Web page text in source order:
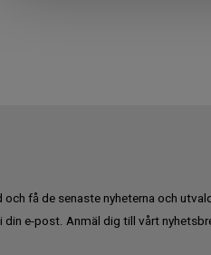
få de senaste nyheterna och
din e-post. Anmäl dig till vårt